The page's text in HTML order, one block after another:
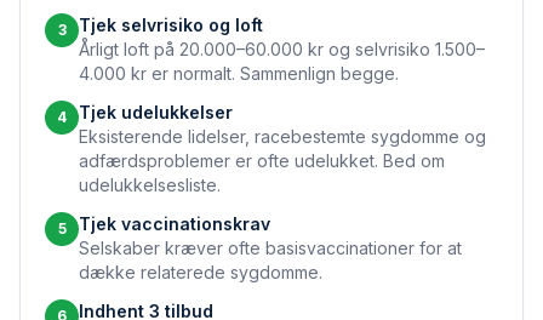
3
Tjek selvrisiko og loft
Årligt loft på 20.000–60.000 kr og selvrisiko 1.500–
4.000 kr er normalt. Sammenlign begge.
4
Tjek udelukkelser
Eksisterende lidelser, race­bestemte sygdomme og
adfærdsproblemer er ofte udelukket. Bed om
udelukkelsesliste.
5
Tjek vaccinations­krav
Selskaber kræver ofte basis­vaccinationer for at
dække relaterede sygdomme.
6
Indhent 3 tilbud